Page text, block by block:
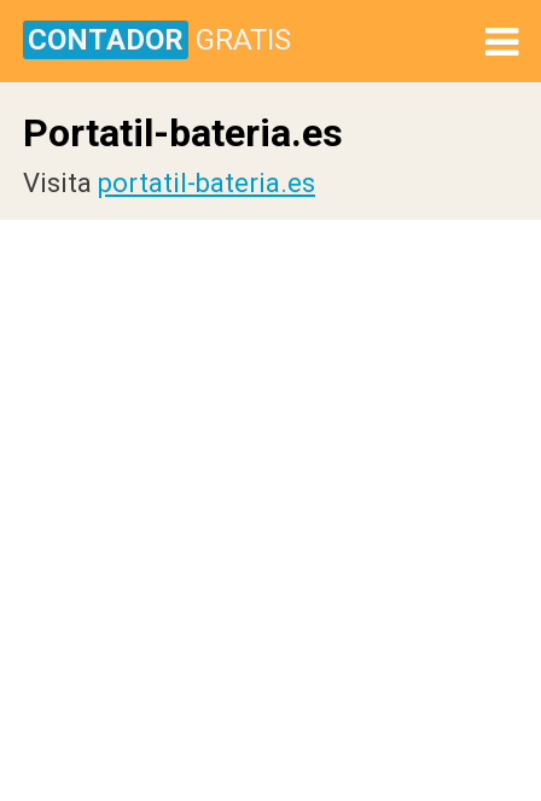
CONTADOR GRATIS
Portatil-bateria.es
Visita portatil-bateria.es